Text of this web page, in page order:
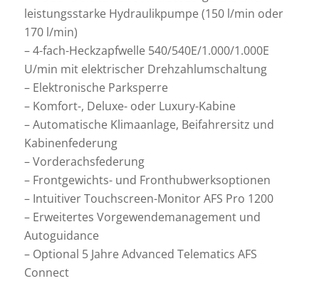
leistungsstarke Hydraulikpumpe (150 l/min oder
170 l/min)
– 4-fach-Heckzapfwelle 540/540E/1.000/1.000E
U/min mit elektrischer Drehzahlumschaltung
– Elektronische Parksperre
– Komfort-, Deluxe- oder Luxury-Kabine
– Automatische Klimaanlage, Beifahrersitz und
Kabinenfederung
– Vorderachsfederung
– Frontgewichts- und Fronthubwerksoptionen
– Intuitiver Touchscreen-Monitor AFS Pro 1200
– Erweitertes Vorgewendemanagement und
Autoguidance
– Optional 5 Jahre Advanced Telematics AFS
Connect